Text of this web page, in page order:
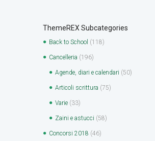
ThemeREX Subcategories
Back to School (118)
Cancelleria (196)
Agende, diari e calendari (50)
Articoli scrittura (75)
Varie (33)
Zaini e astucci (58)
Concorsi 2018 (46)